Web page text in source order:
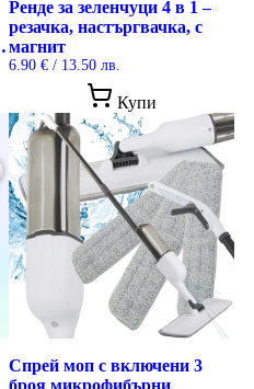
Ренде за зеленчуци 4 в 1 –
резачка, настъргвачка, с
магнит
6.90 € / 13.50 лв.
Купи
Спрей моп с включени 3
броя микрофибърни